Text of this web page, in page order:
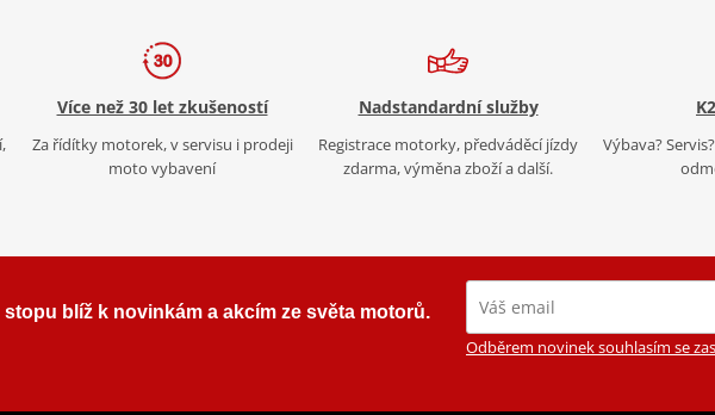
Více než 30 let zkušeností
Za řídítky motorek, v servisu i prodeji
moto vybavení
Nadstandardní služby
Registrace motorky, předváděcí jízdy
zdarma, výměna zboží a další.
Výbava?
blíž k novinkám a akcím ze světa motorů.
Odběrem novinek souhlasím se